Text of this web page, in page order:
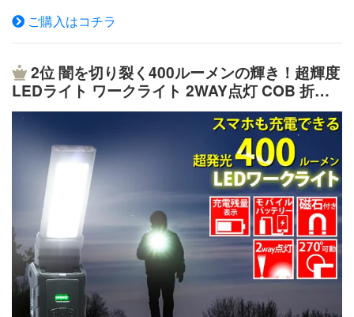
本:点灯時間9〜12時間 さらに、ACアダプターを繋げれば
充電池なしでも点灯できます。 ※商品には18650型リチウ
ムイオンバッテリー3本付属しています。 ※18650型電池
は市販のものと交換可能です! ●安心の過充電過放電防止機
能搭載 リチウム電池使用にあたって危険な【過放電・か
充電】の際にも安全にご使用頂く為、電池の電圧が来て位
置を超えるとプロテクト回路が作動し通電を遮断する【過
放電・か充電防止】機能が搭載されています。 ●多角度調
節可能 横回転360°上下180°でムラなく広角照射しますの
でとても便利です！ ●LEDライトなので、長寿命がある 2
4粒高品質LEDハイパワーチップを搭載の為使用寿命でが
環境に優しい、無放射線、安全、安定性と信頼性の高い！
●使用範囲 ●屋外や現場作業にも便利です！特に、夕暮れ
時・夜間作業にとても役立ちます！ ●海苔漁の常夜灯、シ
ラス漁の常夜灯、夜釣りの照明、集魚ライト、キャンプな
どでは車などのバッテリーに繋いで、ご使用いただくこと
チップ）を使用した投光器です。 50Wと省電力で500W相
当の明るさです！ 照射角約120°で広範囲を照らします！
照射面に強化ガラスを使用し、長期間の使用でもクリアな
光を照射します。 IP65規格の防水仕様！ 場所を選ばず
様々な用途の照明に使えます。 ライトの上下多角度を調
整出来るようになっていますので、とても便利です！ 商
品 詳 細 内容 本体 ×1 サイズ （約）290mm×240mm×140m
m 重量 （約）2.6kg ルーメン （約）4300LM 照射角 120°
LED発光色 昼光色（6000K）、電球色（3000K） 入力電
圧 85〜265V 防水規格 IP65 材質 本体：アルミ合金 照射
面：強化ガラス コードの長さ （約）3.0m（プラグ付・ス
イッチ無） 保証期間 1年間 ※使用開始時期や使用期間に関
わらず、お買い上げ日から1年間です。 商品到着後から7
日以内に不具合が発生しご連絡をいただいた場合は、初期
不良対応として交換の際の往復送料は当店にて負担させて
いただきます。 7日を過ぎますと、交換の際の往復送料は
ご購入はコチラ
2位闇を切り裂く400ルーメンの輝き！超輝度
LEDライト ワークライト 2WAY点灯 COB 折り
畳み式 充電式バッテリー 軽量 懐中電灯 災害/震
災/防災 グッズ アウトドア/キャンプ LAD WEAT
HER ラドウェザー 送料無料 あす楽